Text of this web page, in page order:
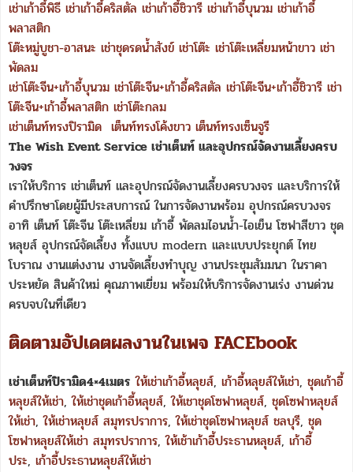
เช่าเก้าอี้พิธี เช่าเก้าอี้คริสตัล เช่าเก้าอี้ชิวารี เช่าเก้าอี้บุนวม เช่าเก้าอี้
พลาสติก
โต๊ะหมู่บูชา-อาสนะ เช่าชุดรดน้ำสังข์ เช่าโต๊ะ เช่าโต๊ะเหลี่ยมหน้าขาว เช่า
พัดลม
เช่าโต๊ะจีน+เก้าอี้บุนวม เช่าโต๊ะจีน+เก้าอี้คริสตัล เช่าโต๊ะจีน+เก้าอี้ชิวารี เช่า
โต๊ะจีน+เก้าอี้พลาสติก เช่าโต๊ะกลม
เช่าเต็นท์ทรงปิรามิด เต็นท์ทรงโค้งขาว เต็นท์ทรงเซ็นจูรี
The Wish Event Service เช่าเต็นท์ และอุปกรณ์จัดงานเลี้ยงครบ
วงจร
เราให้บริการ เช่าเต็นท์ และอุปกรณ์จัดงานเลี้ยงครบวงจร และบริการให้
คำปรึกษาโดยผู้มีประสบการณ์ ในการจัดงานพร้อม อุปกรณ์ครบวงจร
อาทิ เต็นท์ โต๊ะจีน โต๊ะเหลี่ยม เก้าอี้ พัดลมไอนน้ำ-ไอเย็น โซฟาสีขาว ชุด
หลุยส์ อุปกรณ์จัดเลี้ยง ทั้งแบบ modern และแบบประยุกต์ ไทย
โบราณ งานแต่งงาน งานจัดเลี้ยงทำบุญ งานประชุมสัมมนา ในราคา
ประหยัด สินค้าใหม่ คุณภาพเยี่ยม พร้อมให้บริการจัดงานเร่ง งานด่วน
ครบจบในที่เดียว
ติดตามอัปเดตผลงานในเพจ FACEbook
เช่าเต็นท์ปิรามิด4×4เมตร ให้เช่าเก้าอี้หลุยส์, เก้าอี้หลุยส์ให้เช่า, ชุดเก้าอี้
หลุยส์ให้เช่า, ให้เช่าชุดเก้าอี้หลุยส์, ให้เชาชุดโซฟาหลุยส์, ชุดโซฟาหลุยส์
ให้เช่า, ให้เช่าหลุยส์ สมุทรปราการ, ให้เช่าชุดโซฟาหลุยส์ ชลบุรี, ชุด
โซฟาหลุยส์ให้เช่า สมุทรปราการ, ให้เช้าเก้าอี้ประธานหลุยส์, เก้าอี้
ประ, เก้าอี้ประธานหลุยส์ให้เช่า